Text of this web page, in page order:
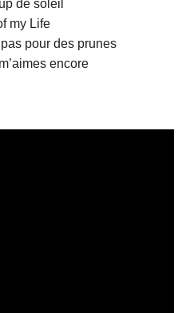
de soleil
my Life
pour des prunes
encore